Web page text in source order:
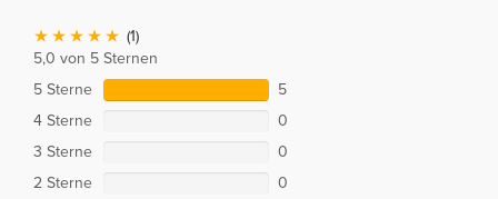
(1)
5,0 von 5 Sternen
5 Sterne
5
4 Sterne
0
3 Sterne
0
2 Sterne
0